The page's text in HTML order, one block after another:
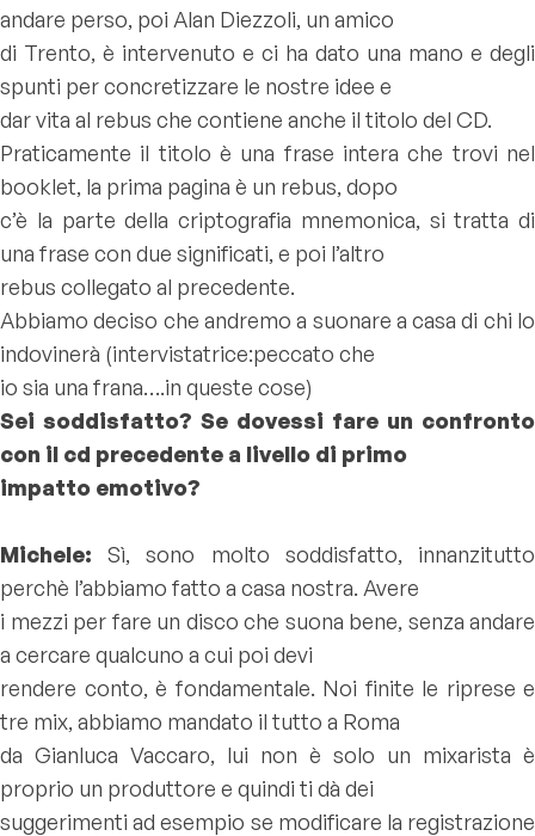
andare perso, poi Alan Diezzoli, un amico
di Trento, è intervenuto e ci ha dato una mano e degli
spunti per concretizzare le nostre idee e
dar vita al rebus che contiene anche il titolo del CD.
Praticamente il titolo è una frase intera che trovi nel
booklet, la prima pagina è un rebus, dopo
c’è la parte della criptografia mnemonica, si tratta di
una frase con due significati, e poi l’altro
rebus collegato al precedente.
Abbiamo deciso che andremo a suonare a casa di chi lo
indovinerà (intervistatrice:peccato che
io sia una frana….in queste cose)
Sei soddisfatto? Se dovessi fare un confronto
con il cd precedente a livello di primo
impatto emotivo?
Michele: Sì, sono molto soddisfatto, innanzitutto
perchè l’abbiamo fatto a casa nostra. Avere
i mezzi per fare un disco che suona bene, senza andare
a cercare qualcuno a cui poi devi
rendere conto, è fondamentale. Noi finite le riprese e
tre mix, abbiamo mandato il tutto a Roma
da Gianluca Vaccaro, lui non è solo un mixarista è
proprio un produttore e quindi ti dà dei
suggerimenti ad esempio se modificare la registrazione